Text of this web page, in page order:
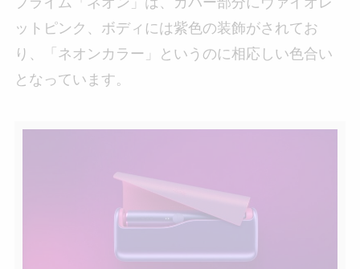
ットピンク、ボディには紫色の装飾がされてお
り、「ネオンカラー」というのに相応しい色合い
となっています。